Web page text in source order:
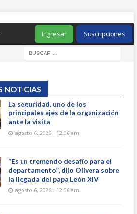
Suscripciones
Ingresar
NOTICIAS
La seguridad, uno de los
principales ejes de la organización
ante la visita
agosto 6, 2026 - 12:06 am
“Es un tremendo desafío para el
departamento”, dijo Olivera sobre
la llegada del papa León XIV
agosto 6, 2026 - 12:06 am